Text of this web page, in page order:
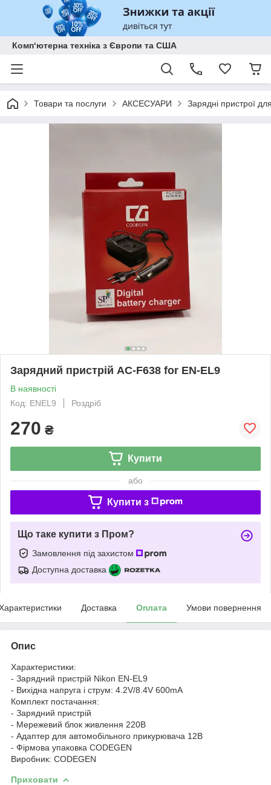
Комп‘ютерна техніка з Європи та США
Товари та послуги АКСЕСУАРИ Зарядні пристрої
Зарядний пристрій AC-F638 for EN-EL9
В наявності
Код: ENEL9
Роздріб
270 ₴
Купити
або
Купити з
Що таке купити з Пром?
Замовлення під захистом
Доступна доставка
Доставка Оплата Умови повернення
Опис
Характеристики:
- Зарядний пристрій Nikon EN-EL9
- Вихідна напруга і струм: 4.2V/8.4V 600mA
Комплект постачання:
- Зарядний пристрій
- Мережевий блок живлення 220В
- Адаптер для автомобільного прикурювача 12В
- Фірмова упаковка CODEGEN
Виробник: CODEGEN
Приховати